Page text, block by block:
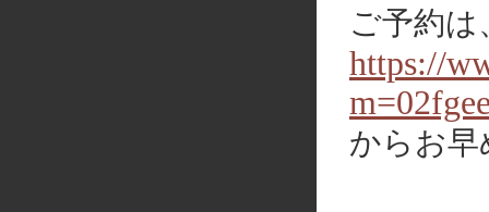
ご予約は
https://
からお早